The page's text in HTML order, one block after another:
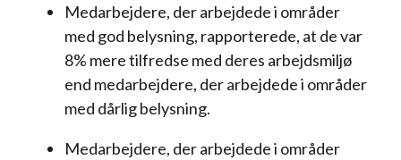
Medarbejdere, der arbejdede i områder
med god belysning, rapporterede, at de var
8% mere tilfredse med deres arbejdsmiljø
end medarbejdere, der arbejdede i områder
med dårlig belysning.
Medarbejdere, der arbejdede i områder